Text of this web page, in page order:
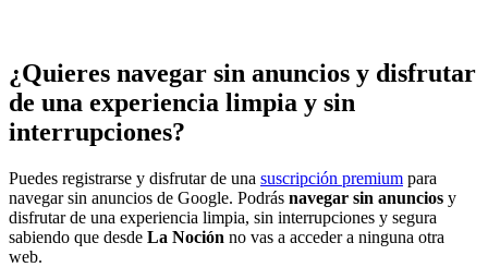
¿Quieres navegar sin anuncios y disfrutar
de una experiencia limpia y sin
interrupciones?
Puedes registrarse y disfrutar de una suscripción premium para
navegar sin anuncios de Google. Podrás navegar sin anuncios y
disfrutar de una experiencia limpia, sin interrupciones y segura
sabiendo que desde La Noción no vas a acceder a ninguna otra
web.